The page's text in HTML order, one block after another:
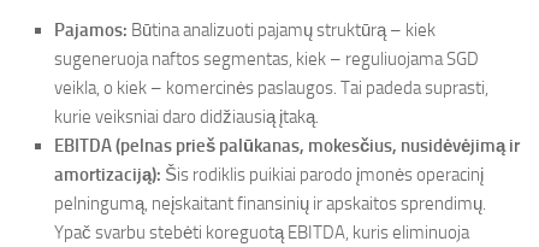
Pajamos: Būtina analizuoti pajamų struktūrą – kiek
sugeneruoja naftos segmentas, kiek – reguliuojama SGD
veikla, o kiek – komercinės paslaugos. Tai padeda suprasti,
kurie veiksniai daro didžiausią įtaką.
EBITDA (pelnas prieš palūkanas, mokesčius, nusidėvėjimą ir
amortizaciją): Šis rodiklis puikiai parodo įmonės operacinį
pelningumą, neįskaitant finansinių ir apskaitos sprendimų.
Ypač svarbu stebėti koreguotą EBITDA, kuris eliminuoja